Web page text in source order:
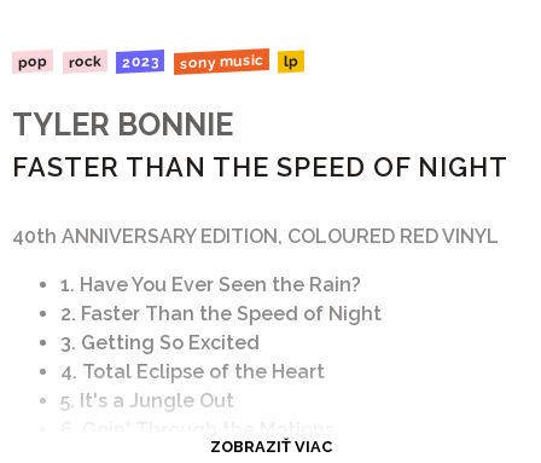
pop rock 2023 sony music lp
TYLER BONNIE
FASTER THAN THE SPEED OF NIGHT
40th ANNIVERSARY EDITION, COLOURED RED VINYL
1. Have You Ever Seen the Rain?
2. Faster Than the Speed of Night
3. Getting So Excited
4. Total Eclipse of the Heart
5. It's a Jungle Out
ZOBRAZIŤ VIAC